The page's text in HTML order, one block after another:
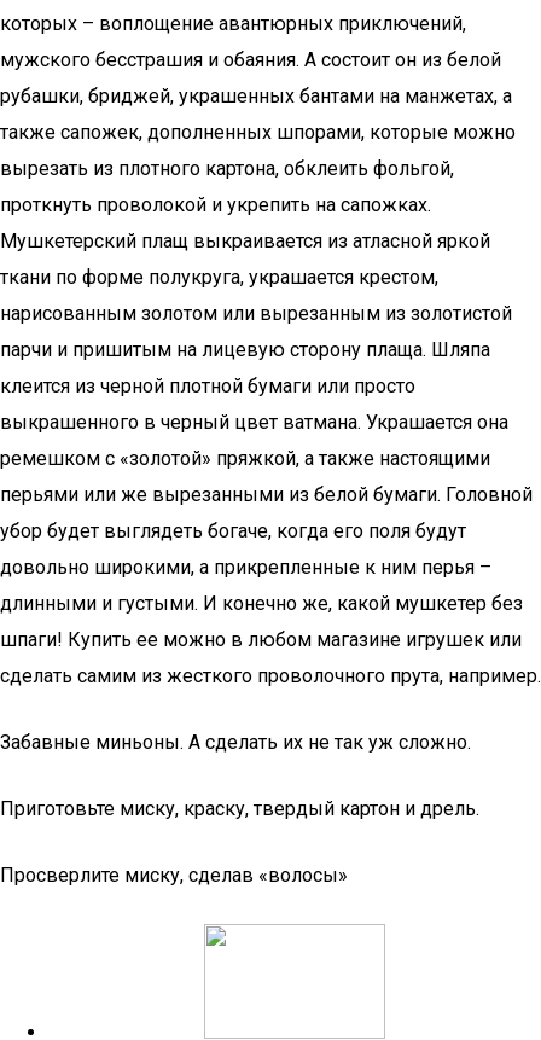
которых – воплощение авантюрных приключений,
мужского бесстрашия и обаяния. А состоит он из белой
рубашки, бриджей, украшенных бантами на манжетах, а
также сапожек, дополненных шпорами, которые можно
вырезать из плотного картона, обклеить фольгой,
проткнуть проволокой и укрепить на сапожках.
Мушкетерский плащ выкраивается из атласной яркой
ткани по форме полукруга, украшается крестом,
нарисованным золотом или вырезанным из золотистой
парчи и пришитым на лицевую сторону плаща. Шляпа
клеится из черной плотной бумаги или просто
выкрашенного в черный цвет ватмана. Украшается она
ремешком с «золотой» пряжкой, а также настоящими
перьями или же вырезанными из белой бумаги. Головной
убор будет выглядеть богаче, когда его поля будут
довольно широкими, а прикрепленные к ним перья –
длинными и густыми. И конечно же, какой мушкетер без
шпаги! Купить ее можно в любом магазине игрушек или
сделать самим из жесткого проволочного прута, например.
Забавные миньоны. А сделать их не так уж сложно.
Приготовьте миску, краску, твердый картон и дрель.
Просверлите миску, сделав «волосы»